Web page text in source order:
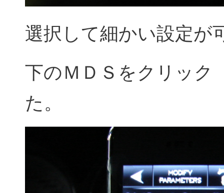
選択して細かい設定が
下のＭＤＳをクリッ
た。